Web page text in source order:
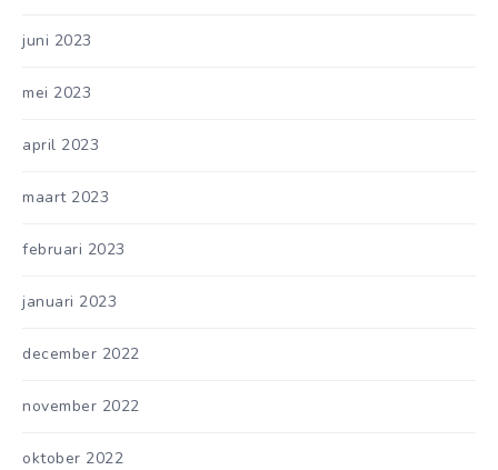
juni 2023
mei 2023
april 2023
maart 2023
februari 2023
januari 2023
december 2022
november 2022
oktober 2022